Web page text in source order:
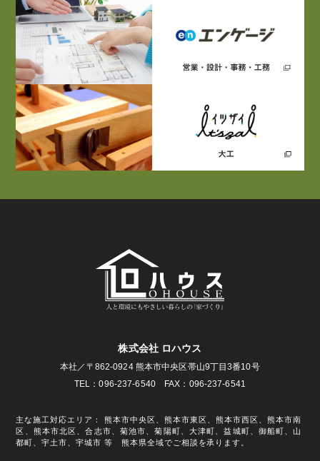
株式会社 ロハウス
本社／〒862-0924 熊本市中央区帯山9丁目3番10号
TEL：096-237-6540 FAX：096-237-6541
主な施工対応エリア： 熊本市中央区、熊本市東区、熊本市西区、熊本市南
区、熊本市北区、合志市、菊池市、菊陽町、大津町、益城町、御船町、山
都町、宇土市、宇城市 等 熊本県全域でご相談を承ります。